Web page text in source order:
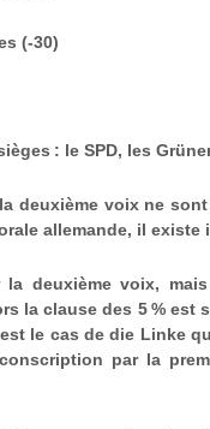
(-30)
: le SPD, les
deuxième voix ne
allemande, il existe
deuxième voix,
la clause des 5 % est
le cas de die Linke
par la